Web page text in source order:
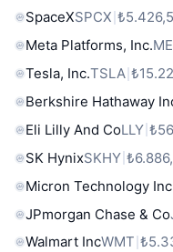
SpaceXSPCX
Meta Platforms, Inc.
Tesla, Inc.TSLA
Berkshire Hathaway
Eli Lilly And CoLLY
SK HynixSKHY
Micron Technology Inc
JPmorgan Chase & Co
Walmart IncWMT